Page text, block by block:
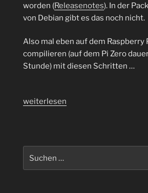
worden (Releasenotes). In der
von Debian gibt es das noch nicht.
Also mal eben auf dem Raspberry
compilieren (auf dem Pi Zero
Stunde) mit diesen Schritten …
„Versionsverwaltung
da,
und
weiterlesen
nach: